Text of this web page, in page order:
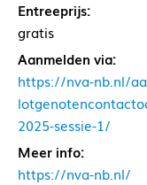
Entreeprijs:
gratis
Aanmelden via:
https://nva-nb.nl/
2025-sessie-1/
Meer info:
https://nva-nb.nl/